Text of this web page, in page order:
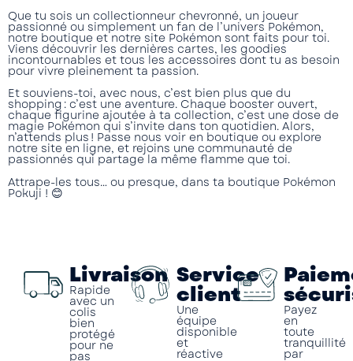
Que tu sois un collectionneur chevronné, un joueur
passionné ou simplement un fan de l’univers Pokémon,
notre boutique et notre site Pokémon sont faits pour toi.
Viens découvrir les dernières cartes, les goodies
incontournables et tous les accessoires dont tu as besoin
pour vivre pleinement ta passion.
Et souviens-toi, avec nous, c’est bien plus que du
shopping : c’est une aventure. Chaque booster ouvert,
chaque figurine ajoutée à ta collection, c’est une dose de
magie Pokémon qui s’invite dans ton quotidien. Alors,
n’attends plus ! Passe nous voir en boutique ou explore
notre site en ligne, et rejoins une communauté de
passionnés qui partage la même flamme que toi.
Attrape-les tous… ou presque, dans ta boutique Pokémon
Pokuji ! 😊
Livraison
Rapide
avec un
colis
bien
protégé
pour ne
pas
Service
client
Une
équipe
disponible
et
réactive
Payez
en
toute
tranquillité
par